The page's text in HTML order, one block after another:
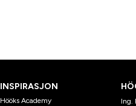
INSPIRASJON
Hööks Academy
Ing.